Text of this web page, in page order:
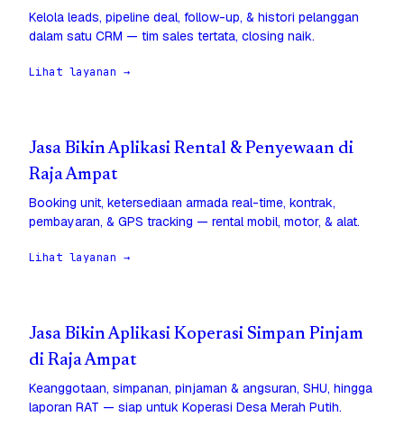
Kelola leads, pipeline deal, follow-up, & histori pelanggan
dalam satu CRM — tim sales tertata, closing naik.
Lihat layanan →
Jasa Bikin Aplikasi Rental & Penyewaan di
Raja Ampat
Booking unit, ketersediaan armada real-time, kontrak,
pembayaran, & GPS tracking — rental mobil, motor, & alat.
Lihat layanan →
Jasa Bikin Aplikasi Koperasi Simpan Pinjam
di Raja Ampat
Keanggotaan, simpanan, pinjaman & angsuran, SHU, hingga
laporan RAT — siap untuk Koperasi Desa Merah Putih.